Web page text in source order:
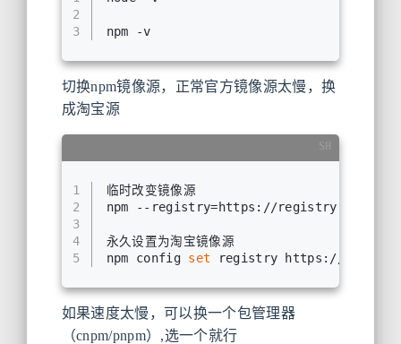
2
3
npm -v
切换npm镜像源，正常官方镜像源太慢，换
成淘宝源
1
2
3
4
5
临时改变镜像源
npm --registry=https://
永久设置为淘宝镜像源
npm config set registry https://
如果速度太慢，可以换一个包管理器
（cnpm/pnpm）,选一个就行